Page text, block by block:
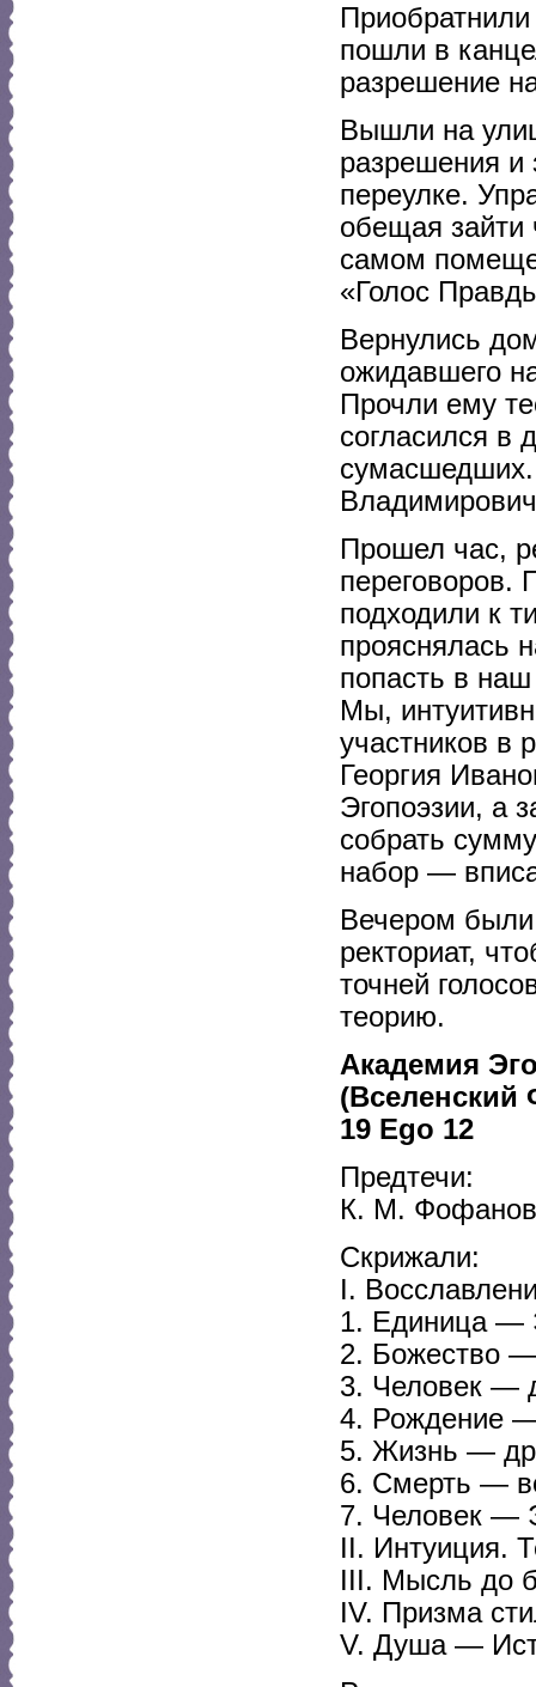
пошли в
разрешение
Вышли на
разрешения
переулке.
обещая зайти
самом
«Голос
Вернулись
ожидавшего
Прочли ему
согласился в
сумасшедших.
Прошел час,
переговоров.
подходили к
прояснялась
попасть в
Мы,
участников в
Георгия
Эгопоэзии, а
собрать
набор —
Вечером были
ректориат,
точней
теорию.
Академия
(Вселенский
19 Ego 12
Предтечи:
К. М.
Скрижали:
I.
1. Единица —
2. Божество
3. Человек —
4. Рождение —
5. Жизнь —
6. Смерть —
7. Человек —
II. Интуиция.
III. Мысль до
IV. Призма
V. Душа —